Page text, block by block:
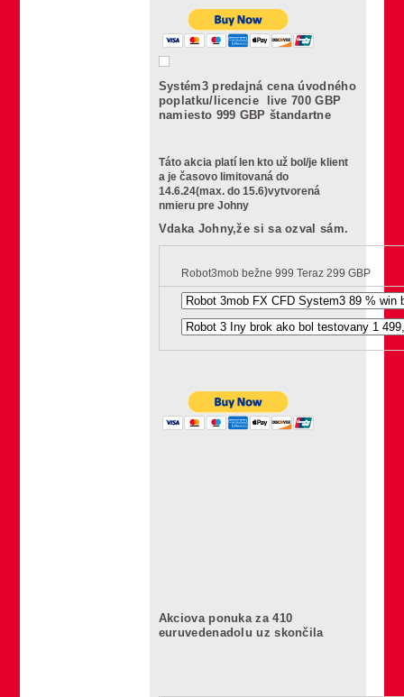
Systém3 predajná cena úvodného
poplatku/licencie live 700 GBP
namiesto 999 GBP štandartne
Táto akcia platí len kto už bol/je klient
a je časovo limitovaná do
14.6.24(max. do 15.6)vytvorená
nmieru pre Johny
Vdaka Johny,že si sa ozval sám.
Robot3mob bežne 999 Teraz 299 GBP
Akciova ponuka za 410
euruvedenadolu uz skončila